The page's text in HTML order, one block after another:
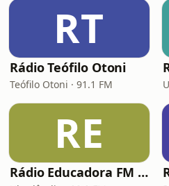
RT
Rádio Teófilo Otoni
Teófilo Otoni · 91.1 FM
RE
Rádio Educadora FM Uberlândia